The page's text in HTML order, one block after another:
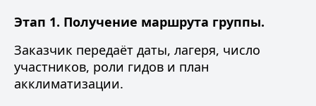
Этап 1. Получение маршрута группы.
Заказчик передаёт даты, лагеря, число
участников, роли гидов и план
акклиматизации.